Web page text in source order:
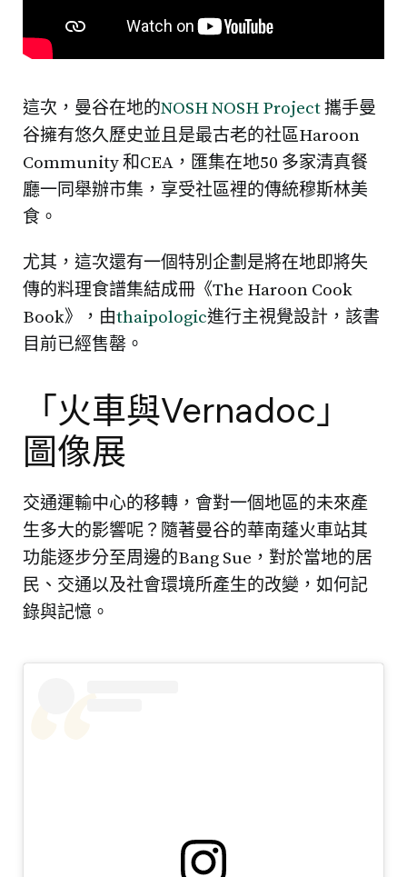
這次，曼谷在地的NOSH NOSH Project攜手曼
谷擁有悠久歷史並且是最古老的社區Haroon
Community 和CEA，匯集在地50 多家清真餐
廳一同舉辦市集，享受社區裡的傳統穆斯林美
食。
尤其，這次還有一個特別企劃是將在地即將失
傳的料理食譜集結成冊《The Haroon Cook
Book》，由thaipologic進行主視覺設計，該書
目前已經售罄。
「火車與Vernadoc」
圖像展
交通運輸中心的移轉，會對一個地區的未來產
生多大的影響呢？隨著曼谷的華南蓬火車站其
功能逐步分至周邊的Bang Sue，對於當地的居
民、交通以及社會環境所產生的改變，如何記
錄與記憶。